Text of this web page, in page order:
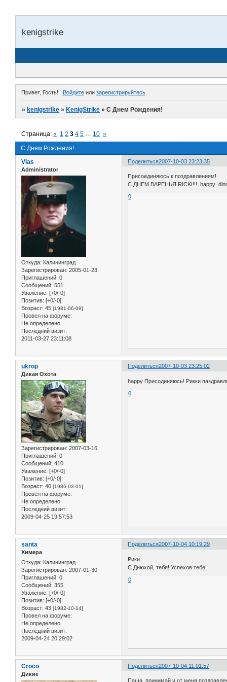
kenigstrike
Привет, Гость! Войдитеили зарегистрируйтесь.
»kenigstrike »KenigStrike »С Днем Рождения!
С Днем Рождения!
Страница:« 1 2 3 4 5 … 10 »
Поделиться2007-10-03 23:23:35
Vlas
Administrator
Откуда: Калининград
Зарегистрирован: 2005-01-23
Приглашений: 0
Сообщений: 551
Уважение: [+0/-0]
Позитив: [+0/-0]
Возраст: 45 [1981-06-09]
Провел на форуме:
Не определено
Последний визит:
2011-03-27 23:11:08
Присоединяюсь к поздравлениям!
С ДНЕМ ВАРЕНЬЯ RICKI!!! happy
0
Поделиться2007-10-03 23:25:02
ukrop
Дикая Охота
Зарегистрирован: 2007-03-16
Приглашений: 0
Сообщений: 410
Уважение: [+0/-0]
Позитив: [+0/-0]
Возраст: 40 [1986-03-01]
Провел на форуме:
Не определено
Последний визит:
2009-04-25 19:57:53
happy Присодиняюсь! Рикки
0
Поделиться2007-10-04 10:19:29
santa
Химера
Откуда: Калининград
Зарегистрирован: 2007-01-30
Приглашений: 0
Сообщений: 355
Уважение: [+0/-0]
Позитив: [+0/-0]
Возраст: 43 [1982-10-14]
Провел на форуме:
Не определено
Последний визит:
2009-04-24 20:29:02
Рики
С Днюхой, тебя! Успехов тебе!
0
Поделиться2007-10-04 11:01:57
Croco
Дикие
Паша, принимай и от меня